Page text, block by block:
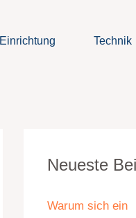
Einrichtung Technik
Neueste
Warum sich ein
a
e
r
h